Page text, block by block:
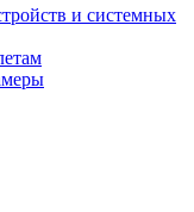
и системных